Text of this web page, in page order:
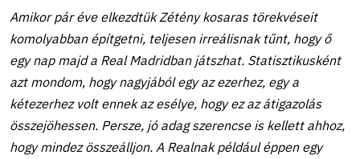
Amikor pár éve elkezdtük Zétény kosaras törekvéseit
komolyabban építgetni, teljesen irreálisnak tűnt, hogy ő
egy nap majd a Real Madridban játszhat. Statisztikusként
azt mondom, hogy nagyjából egy az ezerhez, egy a
kétezerhez volt ennek az esélye, hogy ez az átigazolás
összejöhessen. Persze, jó adag szerencse is kellett ahhoz,
hogy mindez összeálljon. A Realnak például éppen egy